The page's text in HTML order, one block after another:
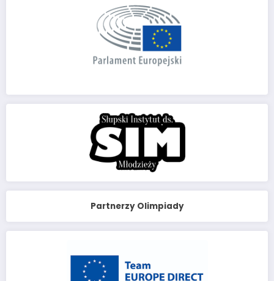
Partnerzy Olimpiady